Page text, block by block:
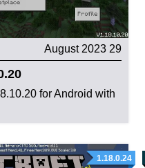
29 August 2023
for Android with
1.18.0.24